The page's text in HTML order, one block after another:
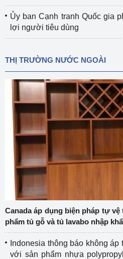
Ủy ban Cạnh tranh Quốc gia
lợi người tiêu dùng
THỊ TRƯỜNG NƯỚC NGOÀI
Canada áp dụng biện pháp tự
phẩm tủ gỗ và tủ lavabo nhập
Indonesia thông báo không
với sản phẩm nhựa